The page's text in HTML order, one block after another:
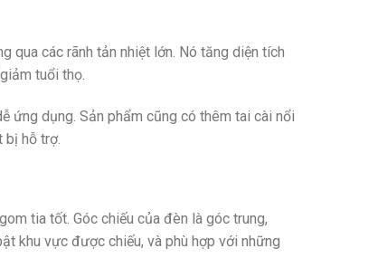
qua các rãnh tản nhiệt lớn. Nó tăng diện tích
tuổi thọ.
ứng dụng. Sản phẩm cũng có thêm tai cài nổi
bị hỗ trợ.
tia tốt. Góc chiếu của đèn là góc trung,
khu vực được chiếu, và phù hợp với những